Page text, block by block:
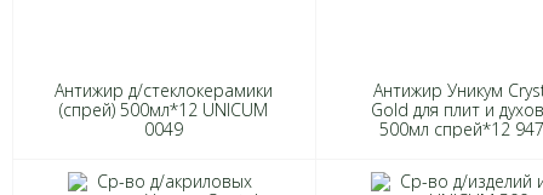
Антижир д/стеклокерамики
(спрей) 500мл*12 UNICUM
0049
Антижир Уникум
Gold для плит и
500мл спрей*12